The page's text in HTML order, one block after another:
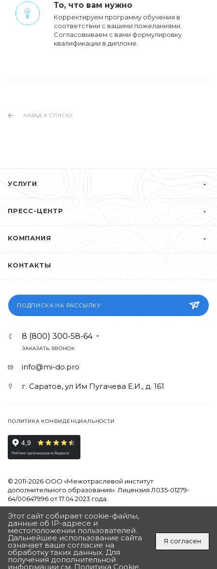
То, что вам нужно
Корректируем программу обучения в
соответствии с вашими пожеланиями.
Cогласовываем с вами формулировку
квалификации в дипломе.
НАЗАД К СПИСКУ
УСЛУГИ
ПРЕСС-ЦЕНТР
КОМПАНИЯ
КОНТАКТЫ
ПОДПИСКА НА РАССЫЛКУ
8 (800) 300-58-64
ЗАКАЗАТЬ ЗВОНОК
info@mi-do.pro
г. Саратов, ул Им Пугачева Е.И., д. 161
ПОЛИТИКА КОНФИДЕНЦИАЛЬНОСТИ
© 2011-2026 ООО «Межотраслевой институт
дополнительного образования». Лицензия Л035-01279-
64/00647996 от 17.04.2023 года.
Продолжая использовать наш сайт, вы даете согласие на
обработку файлов Cookies и других пользовательских
данных, в соответствии сПолитикой на обработку
персональных данных
Разработан в Агентстве Андрея Полушина
Этот сайт собирает cookie-файлы,
данные об IP-адресе и
местоположении пользователей.
Дальнейшее использование сайта
означает ваше согласие на
обработку таких данных. Для
получения дополнительной
информации см. Политика Cookie.
Я согласен
ПОЛУЧИТЬ ПОДАРОК
«ДЛЯ ВАС ПОДАРОК ОТ ИНСТИТУТА»